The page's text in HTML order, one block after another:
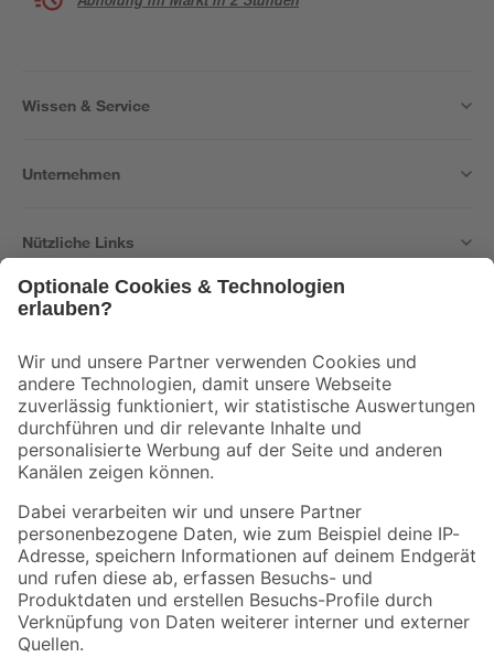
Wissen & Service
Unternehmen
Nützliche Links
Der toom Newsletter: Keine Angebote und Aktionen mehr verpassen!
Zur Newsletter Anmeldung
Folge uns
Zahlungsarten Versandarten